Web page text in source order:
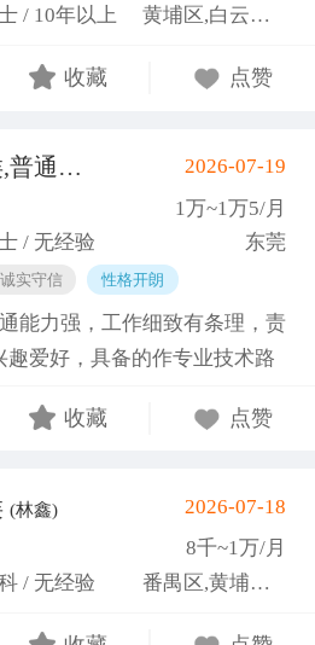
/ 10年以上
黄埔区,白云区,增城市
收藏 点赞
行政管理类,普通教师类 (蓝小艳)2026-07-19
1万~1万5/月
/ 无经验
东莞
诚实守信 性格开朗
能力强，工作细致有条理，责
爱好，具备的作专业技术路
助管，多次组织班级篮球、羽
收藏 点赞
(林鑫)
2026-07-18
8千~1万/月
/ 无经验
番禺区,黄埔区,越秀区